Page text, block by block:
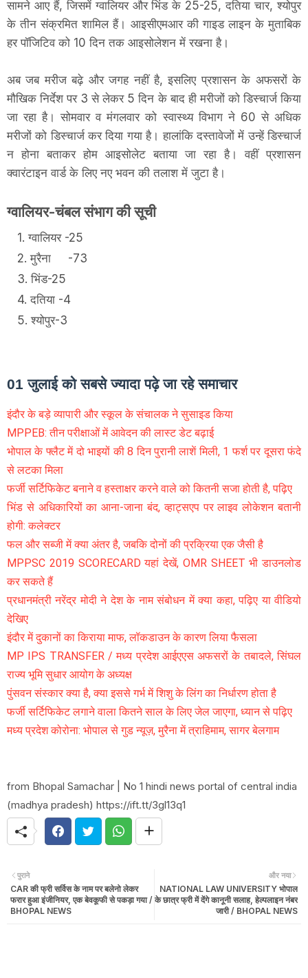
सामने आए हैं, जिसमें ग्वालियर और भिंड के 25-25, दतिया चार, श्योपुर
के तीन संक्रमित शामिल हैं। आइसीएमआर की गाइड लाइन के मुताबिक
हर पॉजिटिव को 10 दिन तक आइसोलेशन में रखना है।
अब जब मरीज बढ़े और जगह नहीं है, इसलिए प्रशासन के अफसरों के
मौखिक निर्देश पर 3 से लेकर 5 दिन के बाद ही मरीजों को डिस्चार्ज किया
जा रहा है। सोमवार व मंगलवार को स्वास्थ्य विभाग ने 60 से अधिक
मरीजों को डिस्चार्ज कर दिया गया है। हालांकि दस्तावेजों में उन्हें डिस्चार्ज
न होना बताकर होम आइसोलेट बताया जा रहा है। वहीं प्रशासन
क्वारंटाइन वार्ड के लिए नए भवन की तलाश में जुटा है।
ग्वालियर-चंबल संभाग की सूची
ग्वालियर -25
मुरैना -73
भिंड-25
दतिया -4
श्योपुर-3
01 जुलाई को सबसे ज्यादा पढ़े जा रहे समाचार
इंदौर के बड़े व्यापारी और स्कूल के संचालक ने सुसाइड किया
MPPEB: तीन परीक्षाओं में आवेदन की लास्ट डेट बढ़ाई
भोपाल के फ्लैट में दो भाइयों की 8 दिन पुरानी लाशें मिली, 1 फर्श पर दूसरा फंदे
से लटका मिला
फर्जी सर्टिफिकेट बनाने व हस्ताक्षर करने वाले को कितनी सजा होती है, पढ़िए
भिंड से अधिकारियों का आना-जाना बंद, व्हाट्सएप पर लाइव लोकेशन बतानी
होगी: कलेक्टर
फल और सब्जी में क्या अंतर है, जबकि दोनों की प्रक्रिया एक जैसी है
MPPSC 2019 SCORECARD यहां देखें, OMR SHEET भी डाउनलोड
कर सकते हैं
प्रधानमंत्री नरेंद्र मोदी ने देश के नाम संबोधन में क्या कहा, पढ़िए या वीडियो
देखिए
इंदौर में दुकानों का किराया माफ, लॉकडाउन के कारण लिया फैसला
MP IPS TRANSFER / मध्य प्रदेश आईएएस अफसरों के तबादले, सिंघल
राज्य भूमि सुधार आयोग के अध्यक्ष
पुंसवन संस्कार क्या है, क्या इससे गर्भ में शिशु के लिंग का निर्धारण होता है
फर्जी सर्टिफिकेट लगाने वाला कितने साल के लिए जेल जाएगा, ध्यान से पढ़िए
मध्य प्रदेश कोरोना: भोपाल से गुड न्यूज़, मुरैना में त्राहिमाम, सागर बेलगाम
from Bhopal Samachar | No 1 hindi news portal of central india
(madhya pradesh) https://ift.tt/3gl13q1
और नया
NATIONAL LAW UNIVERSITY भोपाल
के छात्र फ्री में देंगे कानूनी सलाह, हेल्पलाइन नंबर
जारी / BHOPAL NEWS
पुराने
CAR की फ्री सर्विस के नाम पर बलेनो लेकर
फरार हुआ इंजीनियर, एक बेवकूफी से पकड़ा गया /
BHOPAL NEWS